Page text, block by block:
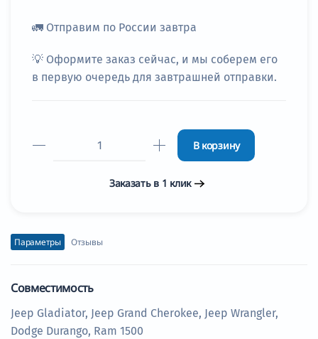
🚛 Отправим по России завтра
💡 Оформите заказ сейчас, и мы соберем его
в первую очередь для завтрашней отправки.
В корзину
Заказать в 1 клик
Параметры Отзывы
Совместимость
Jeep Gladiator, Jeep Grand Cherokee, Jeep Wrangler,
Dodge Durango, Ram 1500